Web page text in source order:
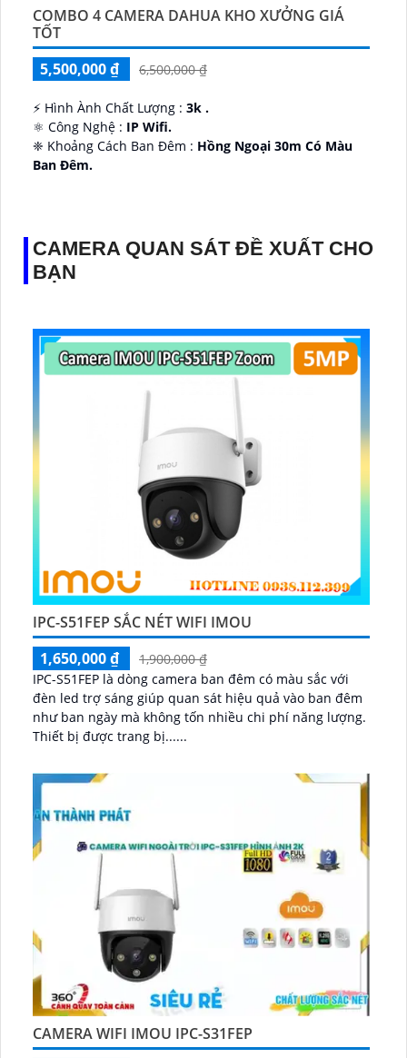
COMBO 4 CAMERA DAHUA KHO XƯỞNG GIÁ
TỐT
5,500,000 ₫
6,500,000 ₫
️⚡ Hình Ành Chất Lượng : 3k .
⚛️ Công Nghệ : IP Wifi.
❈ Khoảng Cách Ban Đêm : Hồng Ngoại 30m Có Màu
Ban Ðêm.
CAMERA QUAN SÁT ĐỀ XUẤT CHO
BẠN
IPC-S51FEP SẮC NÉT WIFI IMOU
1,650,000 ₫
1,900,000 ₫
IPC-S51FEP là dòng camera ban đêm có màu sắc với
đèn led trợ sáng giúp quan sát hiệu quả vào ban đêm
như ban ngày mà không tốn nhiều chi phí năng lượng.
Thiết bị được trang bị......
CAMERA WIFI IMOU IPC-S31FEP